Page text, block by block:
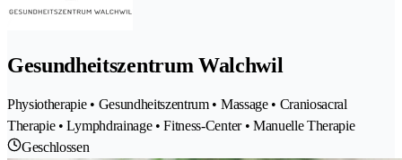
Gesundheitszentrum Walchwil
Physiotherapie • Gesundheitszentrum • Massage • Craniosacral
Therapie • Lymphdrainage • Fitness-Center • Manuelle Therapie
Geschlossen